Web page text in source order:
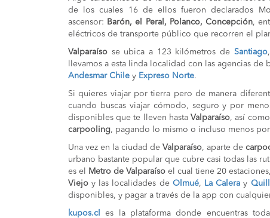
de los cuales 16 de ellos fueron declarados
ascensor:
Barón, el Peral, Polanco, Concepción,
eléctricos de transporte público que recorren el
Valparaíso se ubica a 123 kilómetros de Santiago
llevamos a esta linda localidad con las agencias de
Andesmar Chile y Expreso Norte.
Si quieres viajar por tierra pero de manera
cuando buscas viajar cómodo, seguro y por
disponibles que te lleven hastaValparaíso, así
carpooling, pagando lo mismo o incluso menos
Una vez en la ciudad de Valparaíso, aparte de
urbano bastante popular que cubre casi todas las
es el
Metro de Valparaíso el cual tiene 20
Viejo y las localidades de Olmué, La Calera y
disponibles, y pagar a través de la app con
kupos.cl
es la plataforma donde encuentras